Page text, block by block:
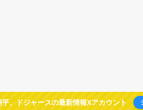
平、ドジャースの最新情報Xアカウント